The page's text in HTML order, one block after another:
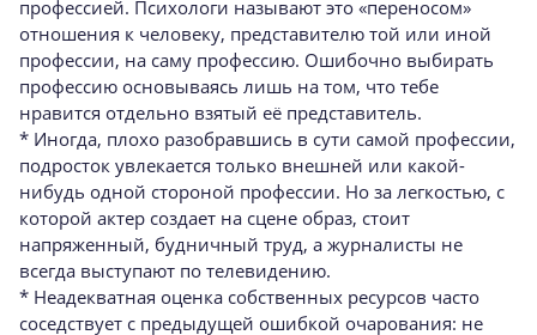
профессией. Психологи называют это «переносом»
отношения к человеку, представителю той или иной
профессии, на саму профессию. Ошибочно выбирать
профессию основываясь лишь на том, что тебе
нравится отдельно взятый её представитель.
* Иногда, плохо разобравшись в сути самой профессии,
подросток увлекается только внешней или какой-
нибудь одной стороной профессии. Но за легкостью, с
которой актер создает на сцене образ, стоит
напряженный, будничный труд, а журналисты не
всегда выступают по телевидению.
* Неадекватная оценка собственных ресурсов часто
соседствует с предыдущей ошибкой очарования: не